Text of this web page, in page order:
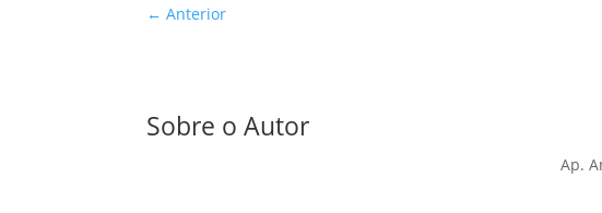
←Anterior
Sobre o Autor
Ap.